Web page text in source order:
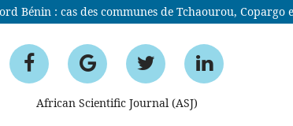
Bénin : cas des communes de Tchaourou, Copargo
African Scientific Journal (ASJ)